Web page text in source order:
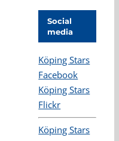
Social
media
Köping Stars
Facebook
Köping Stars
Flickr
Köping Stars